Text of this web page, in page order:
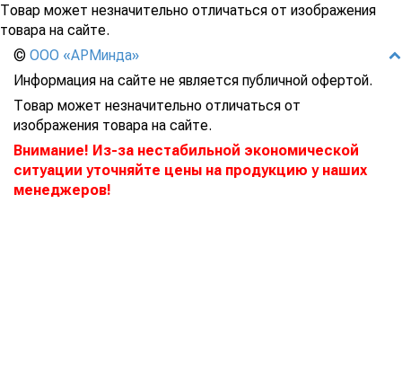
Товар может незначительно отличаться от изображения
товара на сайте.
© ООО «АРМинда»
Информация на сайте не является публичной офертой.
Товар может незначительно отличаться от
изображения товара на сайте.
Внимание! Из-за нестабильной экономической
ситуации уточняйте цены на продукцию у наших
менеджеров!